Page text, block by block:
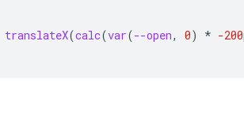
translateX(calc(var(--open, 0) * -200